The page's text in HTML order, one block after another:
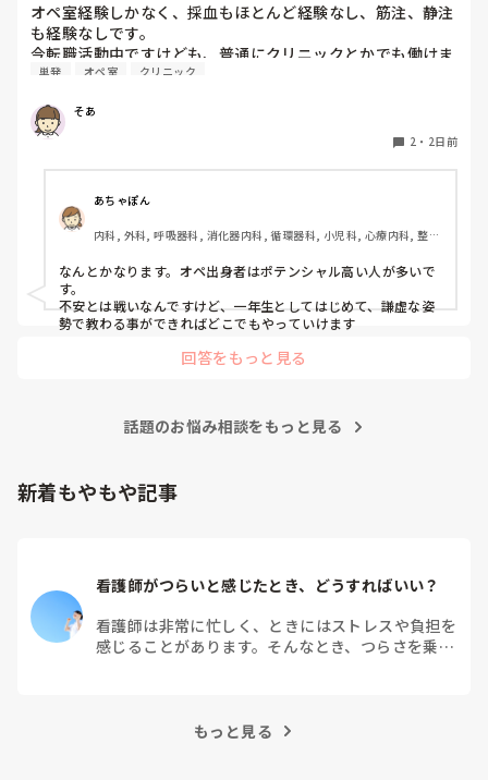
オペ室経験しかなく、採血もほとんど経験なし、筋注、静注
も経験なしです。
今転職活動中ですけども、普通にクリニックとかでも働けま
すかね(考えてるところは、眼科や皮膚科あたりです)
もう一つ、単発のバイトもしたいのですがオペ室経験しかな
い人でも働けるようなところはありますかね。
病棟経験も一度もないので色々と不安でいっぱいです。
単発 オペ室 クリニック
そあ
2 ・ 2日前
あちゃぽん
内科, 外科, 呼吸器科, 消化器内科, 循環器科, 小児科, 心療内科, 整形
合診療科, 救急科, 超急性期, ICU, CCU, HCU, その他の科, ママナー
ス, 外来, 神経内科, 脳神経外科, NICU, 消化器外科, 一般病院, 慢性
期, 回復期, 終末期, オペ室, 透析, 検診・健診
なんとかなります。オペ出身者はポテンシャル高い人が多いで
す。
不安とは戦いなんですけど、一年生としてはじめて、謙虚な姿
勢で教わる事ができればどこでもやっていけます
回答をもっと見る
話題のお悩み相談をもっと見る
新着もやもや記事
看護師がつらいと感じたとき、どうすればいい？
看護師は非常に忙しく、ときにはストレスや負担を
感じることがあります。そんなとき、つらさを乗り
もっと見る